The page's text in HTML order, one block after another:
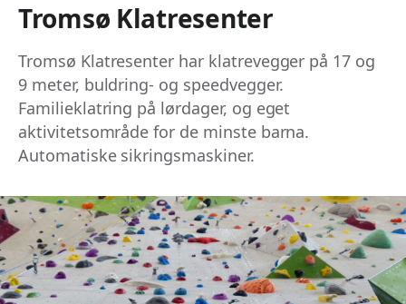
Tromsø Klatresenter
Tromsø Klatresenter har klatrevegger på 17 og
9 meter, buldring- og speedvegger.
Familieklatring på lørdager, og eget
aktivitetsområde for de minste barna.
Automatiske sikringsmaskiner.